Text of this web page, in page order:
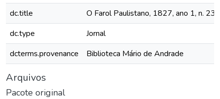
dc.title
O Farol Paulistano, 1827, ano 1, n. 23
dc.type
Jornal
dcterms.provenance
Biblioteca Mário de Andrade
Arquivos
Pacote original